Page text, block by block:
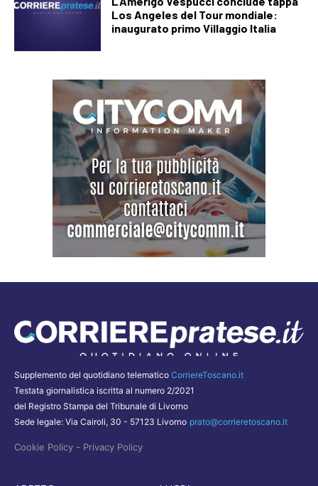
Los Angeles del Tour mondiale:
inaugurato primo Villaggio Italia
Supplemento del quotidiano telematico CorriereToscano.it
Testata giornalistica iscritta al numero 2/2021
del Registro Stampa del Tribunale di Livorno
Sede legale: Via Cairoli, 30 - 57123 Livorno prato@corrieretoscano.it
Cookie Policy - Privacy Policy